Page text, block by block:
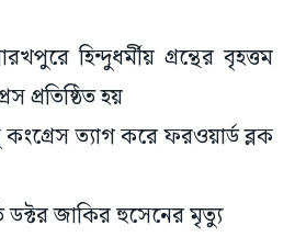
হিন্দুধর্মীয় গ্রন্থের বৃহত্তম
প্রতিষ্ঠিত হয়
ত্যাগ করে ফরওয়ার্ড ব্লক
ডক্টর জাকির হুসেনের মৃত্যু